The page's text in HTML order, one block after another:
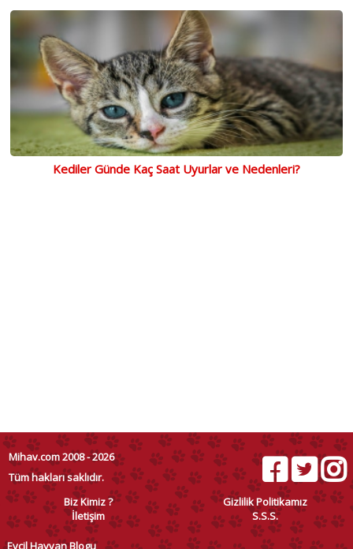
Kediler Günde Kaç Saat Uyurlar ve Nedenleri?
Mihav.com 2008 - 2026
Tüm hakları saklıdır.
Biz Kimiz ?
Gizlilik Politikamız
İletişim
S.S.S.
Evcil Hayvan Blogu